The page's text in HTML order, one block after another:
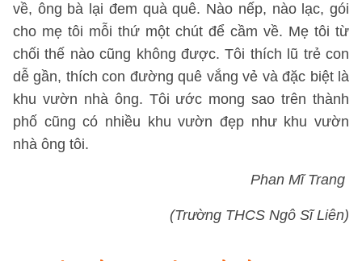
về, ông bà lại đem quà quê. Nào nếp, nào lạc, gói
cho mẹ tôi mỗi thứ một chút để cầm về. Mẹ tôi từ
chối thế nào cũng không được. Tôi thích lũ trẻ con
dễ gần, thích con đường quê vắng vẻ và đặc biệt là
khu vườn nhà ông. Tôi ước mong sao trên thành
phố cũng có nhiều khu vườn đẹp như khu vườn
nhà ông tôi.
Phan Mĩ Trang
(Trường THCS Ngô Sĩ Liên)